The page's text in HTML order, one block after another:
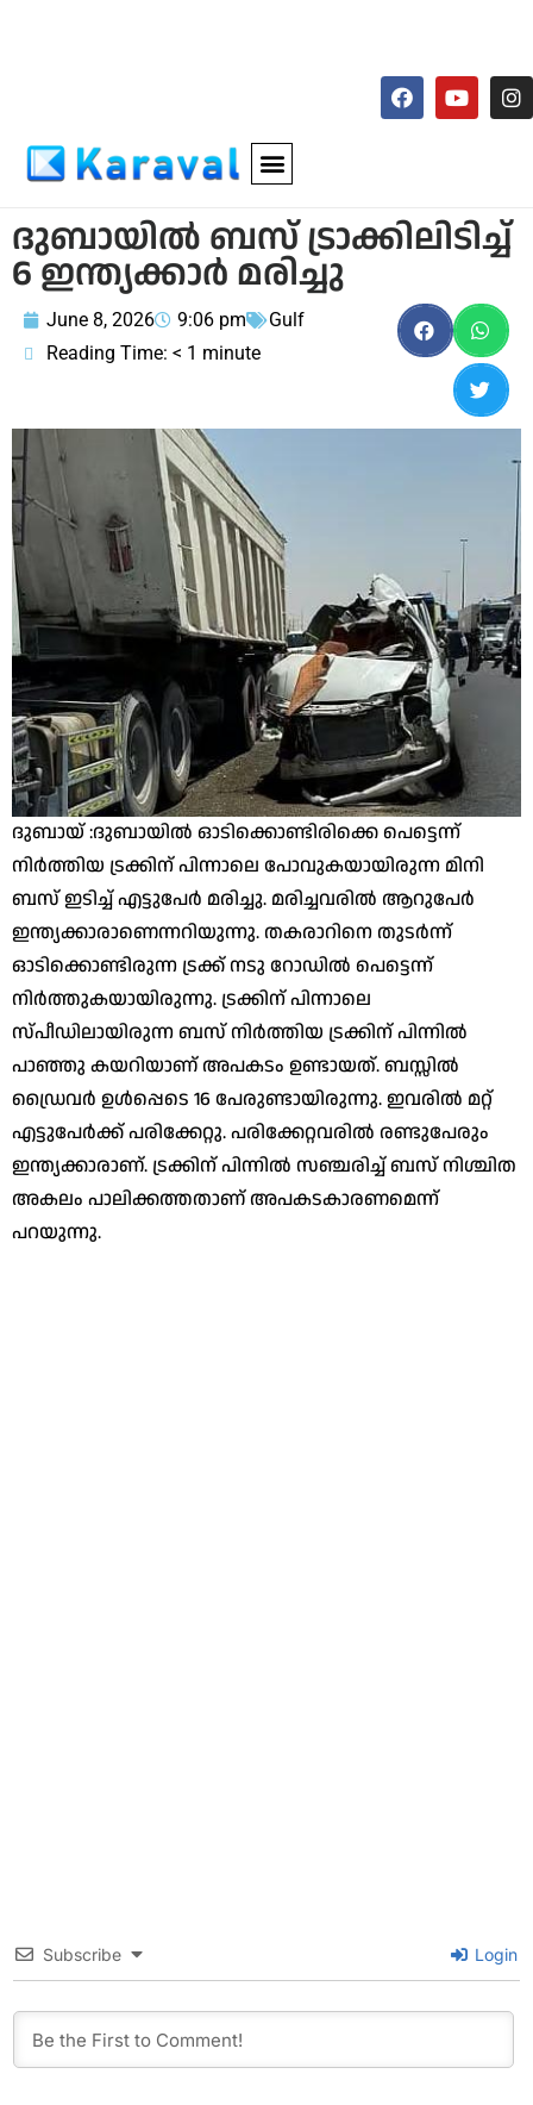
ദുബായിൽ ബസ് ട്രാക്കിലിടിച്ച്
6 ഇന്ത്യക്കാർ മരിച്ചു
June 8, 2026 9:06 pm
Gulf
Reading Time: < 1 minute
ദുബായ് :ദുബായിൽ ഓടിക്കൊണ്ടിരിക്കെ പെട്ടെന്ന്
നിർത്തിയ ട്രക്കിന് പിന്നാലെ പോവുകയായിരുന്ന മിനി
ബസ് ഇടിച്ച് എട്ടുപേർ മരിച്ചു. മരിച്ചവരിൽ ആറുപേർ
ഇന്ത്യക്കാരാണെന്നറിയുന്നു. തകരാറിനെ തുടർന്ന്
ഓടിക്കൊണ്ടിരുന്ന ട്രക്ക് നടു റോഡിൽ പെട്ടെന്ന്
നിർത്തുകയായിരുന്നു. ട്രക്കിന് പിന്നാലെ
സ്പീഡിലായിരുന്ന ബസ് നിർത്തിയ ട്രക്കിന് പിന്നിൽ
പാഞ്ഞു കയറിയാണ് അപകടം ഉണ്ടായത്. ബസ്സിൽ
ഡ്രൈവർ ഉൾപ്പെടെ 16 പേരുണ്ടായിരുന്നു. ഇവരിൽ മറ്റ്
എട്ടുപേർക്ക് പരിക്കേറ്റു. പരിക്കേറ്റവരിൽ രണ്ടുപേരും
ഇന്ത്യക്കാരാണ്. ട്രക്കിന് പിന്നിൽ സഞ്ചരിച്ച് ബസ് നിശ്ചിത
അകലം പാലിക്കത്തതാണ് അപകടകാരണമെന്ന്
പറയുന്നു.
Subscribe Login